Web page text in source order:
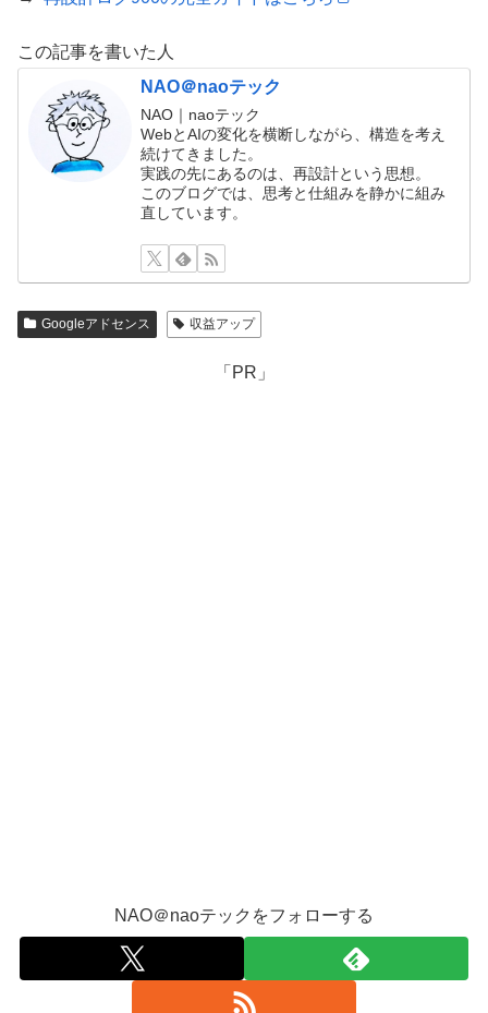
この記事を書いた人
NAO＠naoテック
NAO｜naoテック
WebとAIの変化を横断しながら、構造を考え
続けてきました。
実践の先にあるのは、再設計という思想。
このブログでは、思考と仕組みを静かに組み
直しています。
Googleアドセンス 収益アップ
「PR」
NAO＠naoテックをフォローする